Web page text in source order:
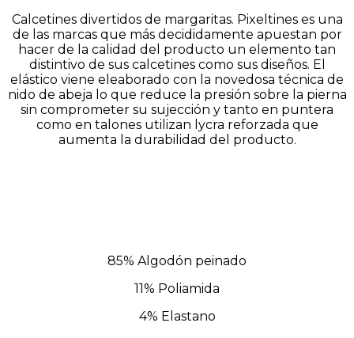
Calcetines divertidos de margaritas. Pixeltines es una
de las marcas que más decididamente apuestan por
hacer de la calidad del producto un elemento tan
distintivo de sus calcetines como sus diseños. El
elástico viene eleaborado con la novedosa técnica de
nido de abeja lo que reduce la presión sobre la pierna
sin comprometer su sujección y tanto en puntera
como en talones utilizan lycra reforzada que
aumenta la durabilidad del producto.
85% Algodón peinado
11% Poliamida
4% Elastano